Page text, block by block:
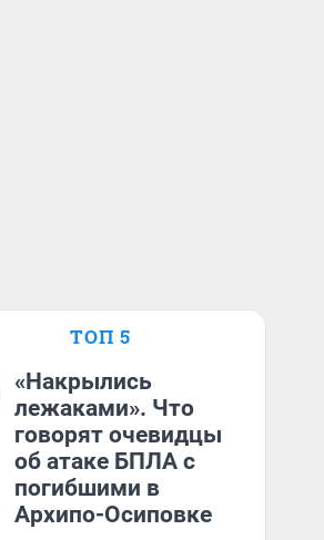
ТОП 5
«Накрылись
лежаками». Что
говорят очевидцы
об атаке БПЛА с
погибшими в
Архипо-Осиповке